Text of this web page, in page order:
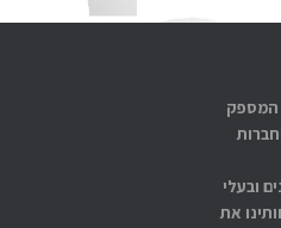
אתוס עסקים מפעילה את אתר logo-me.co.il המספק
ובעלי
את